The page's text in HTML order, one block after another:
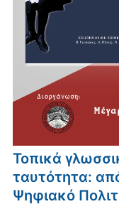
Τοπικά
ταυτότητα:
Ψηφιακό